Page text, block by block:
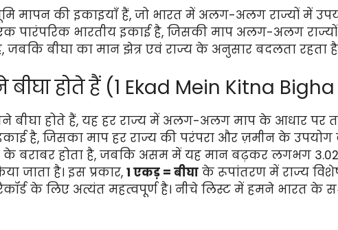
मापन की इकाइयाँ हैं, जो भारत में अलग-अलग राज्यों में
पारंपरिक भारतीय इकाई है, जिसकी माप अलग-अलग राज्यों
जबकि बीघा का मान झेत्र एवं राज्य के अनुसार बदलता रहता
होते हैं (1 Ekad Mein Kitna
बीघा होते हैं, यह हर राज्य में अलग-अलग माप के आधार पर
है, जिसका माप हर राज्य की परंपरा और ज़मीन के उपयोग
बराबर होता है, जबकि असम में यह मान बढ़कर लगभग 3.025
जाता है। इस प्रकार, 1 एकड़ = बीघा के रूपांतरण में राज्य
के लिए अत्यंत महत्वपूर्ण है। नीचे लिस्ट में हमने भारत के